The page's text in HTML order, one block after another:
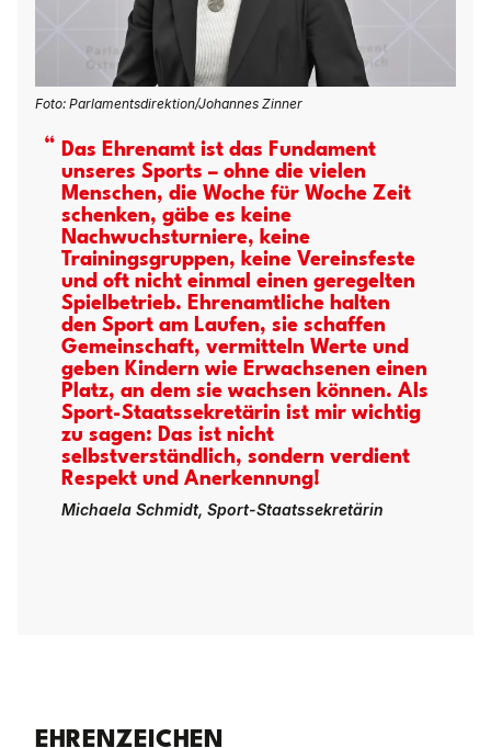
Foto: Parlamentsdirektion/​Johannes Zinner
Das Ehrenamt ist das Fundament
unseres Sports – ohne die vielen
Menschen, die Woche für Woche Zeit
schenken, gäbe es keine
Nachwuchsturniere, keine
Trainingsgruppen, keine Vereinsfeste
und oft nicht einmal einen geregelten
Spielbetrieb. Ehrenamtliche halten
den Sport am Laufen, sie schaffen
Gemeinschaft, vermitteln Werte und
geben Kindern wie Erwachsenen einen
Platz, an dem sie wachsen können. Als
Sport-Staatssekretärin ist mir wichtig
zu sagen: Das ist nicht
selbstverständlich, sondern verdient
Respekt und Anerkennung!
Michaela Schmidt, Sport-Staatssekretärin
EHRENZEICHEN